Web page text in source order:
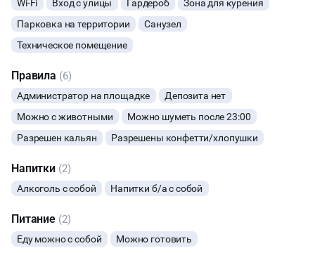
Wi-Fi Вход с улицы Гардероб
Зона для курения
Парковка на территории
Санузел
Техническое помещение
Правила (6)
Администратор на площадке
Депозита нет
Можно с животными
Можно шуметь после 23:00
Разрешен кальян
Разрешены конфетти/хлопушки
Напитки (2)
Алкоголь с собой Напитки б/а с собой
Питание (2)
Еду можно с собой Можно готовить
ДИСКОТЕКА
НОВЫЙ ГОД
МАСТЕР-КЛАСС
СЕМИНАРЫ
ТАНЦЫ
ВЫСТАВКИ
КАСТИНГИ